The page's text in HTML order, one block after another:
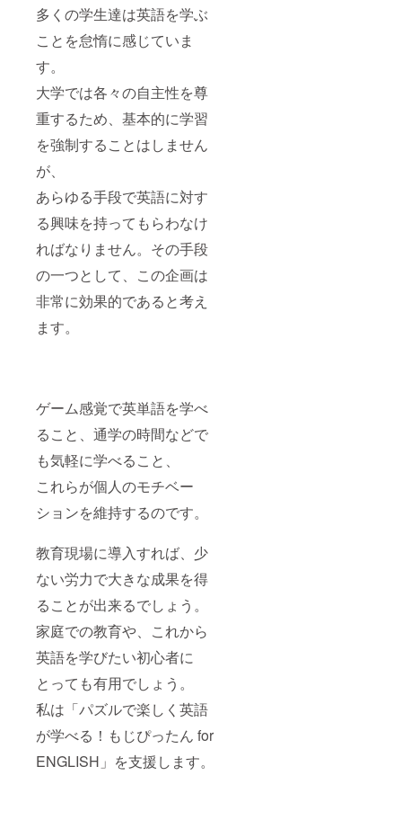
多くの学生達は英語を学ぶ
ことを怠惰に感じていま
す。
大学では各々の自主性を尊
重するため、基本的に学習
を強制することはしません
が、
あらゆる手段で英語に対す
る興味を持ってもらわなけ
ればなりません。その手段
の一つとして、この企画は
非常に効果的であると考え
ます。
ゲーム感覚で英単語を学べ
ること、通学の時間などで
も気軽に学べること、
これらが個人のモチベー
ションを維持するのです。
教育現場に導入すれば、少
ない労力で大きな成果を得
ることが出来るでしょう。
家庭での教育や、これから
英語を学びたい初心者に
とっても有用でしょう。
私は「パズルで楽しく英語
が学べる！もじぴったん for
ENGLISH」を支援します。